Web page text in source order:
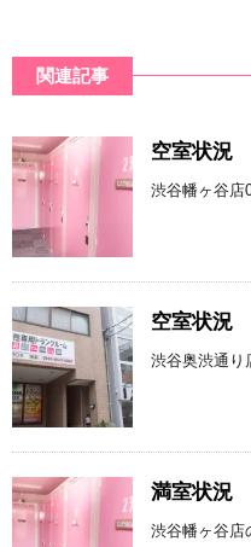
関連記事
空室状況
渋谷幡ヶ谷店
空室状況
渋谷奥渋通り
満室状況
渋谷幡ヶ谷店